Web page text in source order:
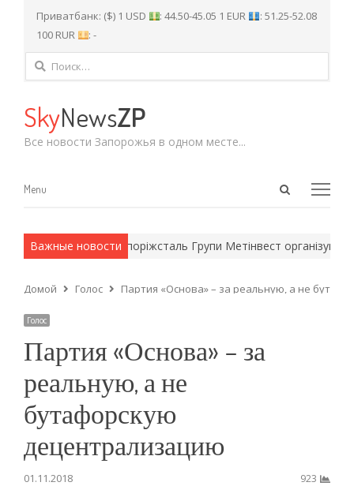
Приватбанк: ($) 1 USD : 44.50-45.05 1 EUR
: 51.25-52.08
100 RUR
: -
Найти:
SkyNewsZP
Все новости Запорожья в одном месте...
Open
Menu
Menu
Важные новости
методы. Запоріжсталь Групи Метінвест організував
Домой Голос Партия «Основа» – за реальную, а не
Голос
Партия «Основа» – за
реальную, а не
бутафорскую
децентрализацию
01.11.2018 923